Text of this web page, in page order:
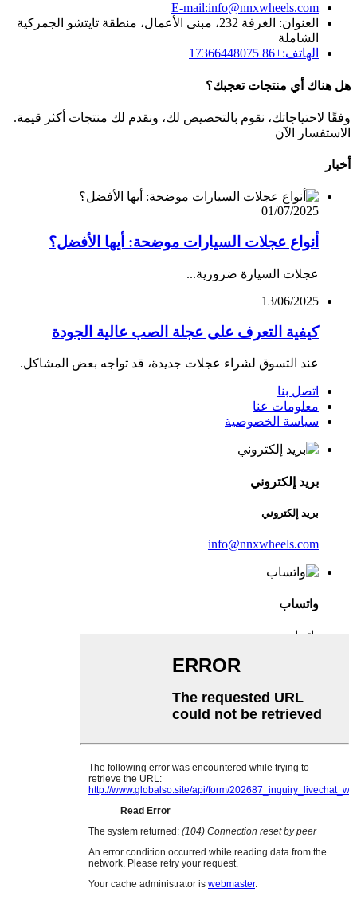
E-mail:info@nnxwheels.com
العنوان: الغرفة 232، مبنى الأعمال، منطقة تايتشو الجمركية
الشاملة
الهاتف:+86 17366448075
هل هناك أي منتجات تعجبك؟
وفقًا لاحتياجاتك، نقوم بالتخصيص لك، ونقدم لك منتجات أكثر قيمة.
الاستفسار الآن
أخبار
01/07/2025
أنواع عجلات السيارات موضحة: أيها الأفضل؟
عجلات السيارة ضرورية...
13/06/2025
كيفية التعرف على عجلة الصب عالية الجودة
عند التسوق لشراء عجلات جديدة، قد تواجه بعض المشاكل.
اتصل بنا
معلومات عنا
سياسة الخصوصية
بريد إلكتروني
بريد إلكتروني
info@nnxwheels.com
واتساب
واتساب
وي تشات
English
French
Spanish
Russian
Japanese